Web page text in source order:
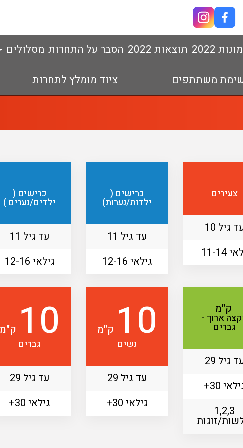
2022 תוצאות 2022 הסבר על התחרות מסלולים
משתתפים
ציוד מומלץ לתחרות
צעירים
עד גיל 10
11-14
כרישים (
ילדות/נערות)
עד גיל 11
גילאי 12-16
כרישים (
ילדים/נערים )
עד גיל 11
גילאי 12-16
ק"מ
ארוך -
גברים
עד גיל 29
30+
1,2,3
זוגות
10 ק"מ
נשים
עד גיל 29
גילאי 30+
10 ק"מ
גברים
עד גיל 29
גילאי 30+